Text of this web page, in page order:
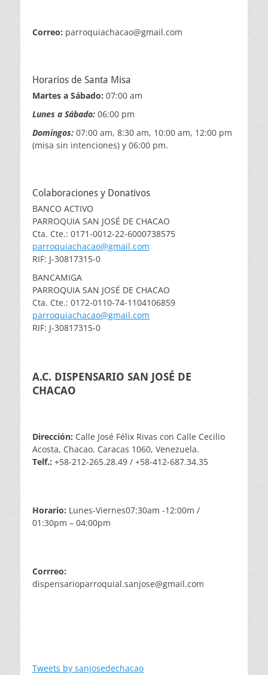
Correo: parroquiachacao@gmail.com
Horarios de Santa Misa
Martes a Sábado: 07:00 am
Lunes a Sábado: 06:00 pm
Domingos: 07:00 am, 8:30 am, 10:00 am, 12:00 pm
(misa sin intenciones) y 06:00 pm.
Colaboraciones y Donativos
BANCO ACTIVO
PARROQUIA SAN JOSÉ DE CHACAO
Cta. Cte.: 0171-0012-22-6000738575
parroquiachacao@gmail.com
RIF: J-30817315-0
BANCAMIGA
PARROQUIA SAN JOSÉ DE CHACAO
Cta. Cte.: 0172-0110-74-1104106859
parroquiachacao@gmail.com
RIF: J-30817315-0
A.C. DISPENSARIO SAN JOSÉ DE
CHACAO
Dirección: Calle José Félix Rivas con Calle Cecilio
Acosta, Chacao, Caracas 1060, Venezuela.
Telf.: +58-212-265.28.49 / +58-412-687.34.35
Horario: Lunes-Viernes07:30am -12:00m /
01:30pm – 04:00pm
Corrreo:
dispensarioparroquial.sanjose@gmail.com
Tweets by sanjosedechacao